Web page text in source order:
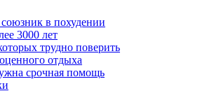
в похудении
3000 лет
трудно поверить
отдыха
срочная помощь